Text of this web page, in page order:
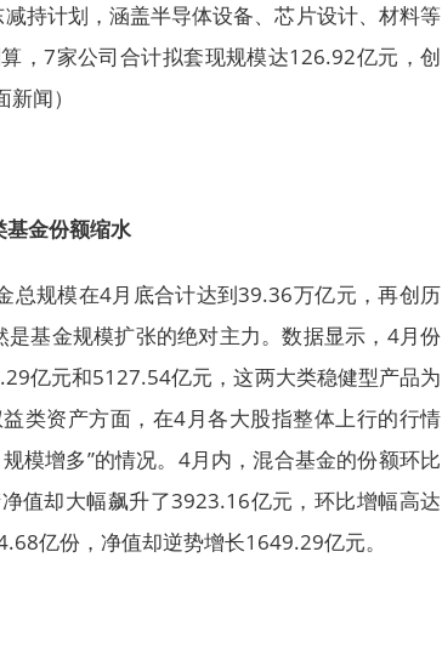
持计划，涵盖半导体设备、芯片设计、材料等
，7家公司合计拟套现规模达126.92亿元，创
闻）
金份额缩水
总规模在4月底合计达到39.36万亿元，再创历
基金规模扩张的绝对主力。数据显示，4月份
亿元和5127.54亿元，这两大类稳健型产品为
类资产方面，在4月各大股指整体上行的行情
模增多”的情况。4月内，混合基金的份额环比
值却大幅飙升了3923.16亿元，环比增幅高达
亿份，净值却逆势增长1649.29亿元。